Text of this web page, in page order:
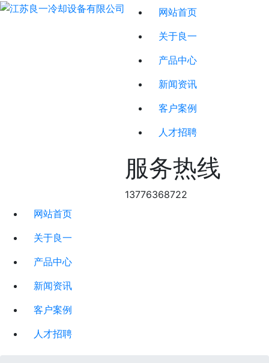
网站首页
关于良一
产品中心
新闻资讯
客户案例
人才招聘
服务热线
13776368722
网站首页
关于良一
产品中心
新闻资讯
客户案例
人才招聘